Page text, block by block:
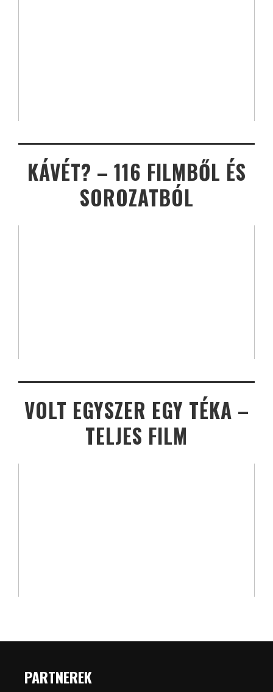
KÁVÉT? – 116 FILMBŐL ÉS
SOROZATBÓL
VOLT EGYSZER EGY TÉKA –
TELJES FILM
PARTNEREK